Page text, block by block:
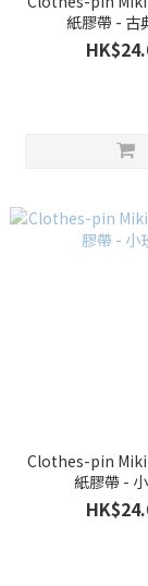
紙膠帶 - 古
Clothes-pin Miki
紙膠帶 -